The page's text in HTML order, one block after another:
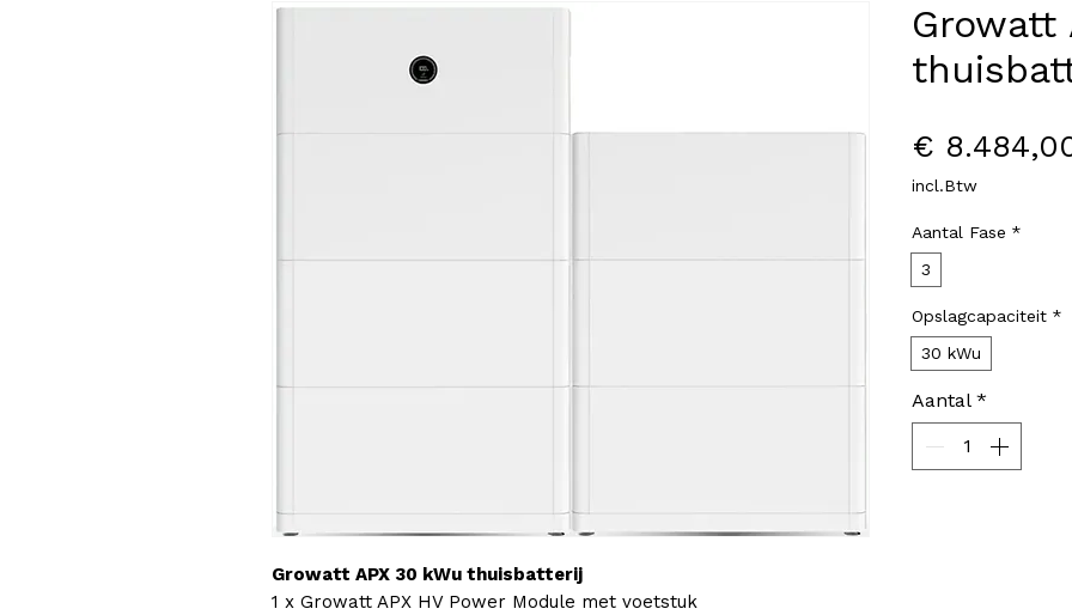
Growatt APX 30 kWu thuisbatterij
1 x Growatt APX HV Power Module met voetstuk
Growatt
€
incl.Btw
Aantal Fase *
3
Opslagcapaciteit *
30 kWu
Aantal *